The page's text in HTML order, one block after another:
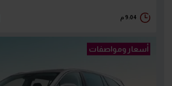
9:04 م
أسعار ومواصفات